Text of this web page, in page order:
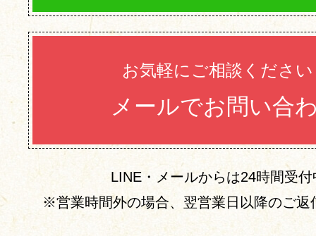
お気軽にご相談くださ
メールでお問い合
LINE・メールからは24時間受付
※営業時間外の場合、翌営業日以降のご返